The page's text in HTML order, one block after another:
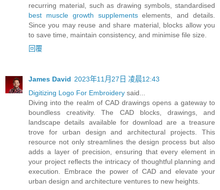
recurring material, such as drawing symbols, standardised
best muscle growth supplementselements, and details.
Since you may reuse and share material, blocks allow you
to save time, maintain consistency, and minimise file size.
回覆
James David 2023年11月27日 凌晨12:43
Digitizing Logo For Embroidery said...
Diving into the realm of CAD drawings opens a gateway to
boundless creativity. The CAD blocks, drawings, and
landscape details available for download are a treasure
trove for urban design and architectural projects. This
resource not only streamlines the design process but also
adds a layer of precision, ensuring that every element in
your project reflects the intricacy of thoughtful planning and
execution. Embrace the power of CAD and elevate your
urban design and architecture ventures to new heights.